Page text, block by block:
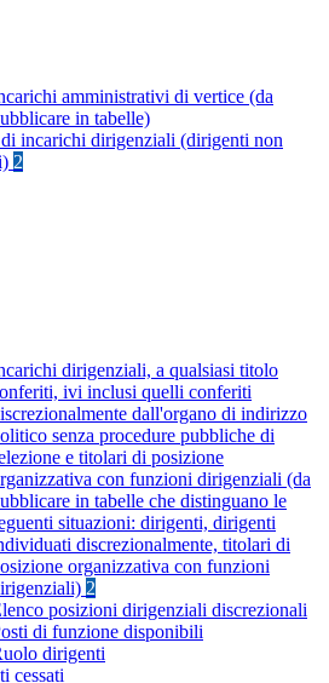
amministrativi di vertice (da
in tabelle)
incarichi dirigenziali (dirigenti non
2
dirigenziali, a qualsiasi titolo
ivi inclusi quelli conferiti
dall'organo di indirizzo
senza procedure pubbliche di
e titolari di posizione
con funzioni dirigenziali (da
in tabelle che distinguano le
situazioni: dirigenti, dirigenti
discrezionalmente, titolari di
organizzativa con funzioni
2
posizioni dirigenziali discrezionali
di funzione disponibili
dirigenti
cessati